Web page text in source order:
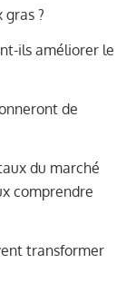
?
ils améliorer le
de
du marché
comprendre
transformer